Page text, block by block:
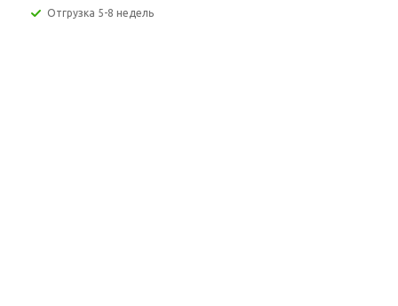
1500 об/мин)
Отгрузка 5-8 недель